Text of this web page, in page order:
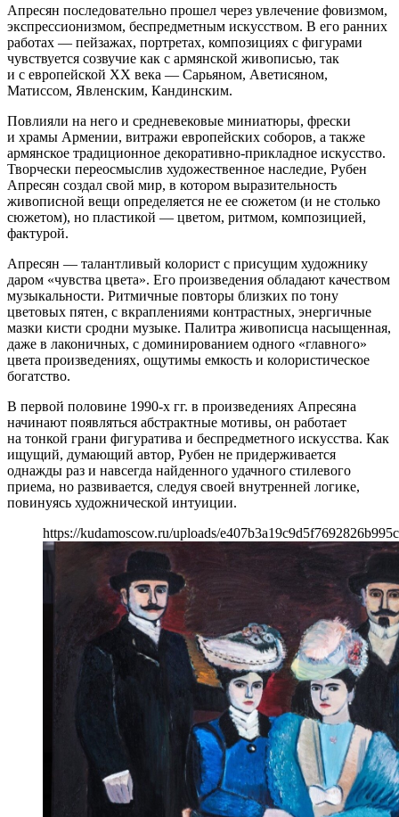
Апресян последовательно прошел через увлечение фовизмом,
экспрессионизмом, беспредметным искусством. В его ранних
работах — пейзажах, портретах, композициях с фигурами
чувствуется созвучие как с армянской живописью, так
и с европейской ХХ века — Сарьяном, Аветисяном,
Матиссом, Явленским, Кандинским.
Повлияли на него и средневековые миниатюры, фрески
и храмы Армении, витражи европейских соборов, а также
армянское традиционное декоративно-прикладное искусство.
Творчески переосмыслив художественное наследие, Рубен
Апресян создал свой мир, в котором выразительность
живописной вещи определяется не ее сюжетом (и не столько
сюжетом), но пластикой — цветом, ритмом, композицией,
фактурой.
Апресян — талантливый колорист с присущим художнику
даром «чувства цвета». Его произведения обладают качеством
музыкальности. Ритмичные повторы близких по тону
цветовых пятен, с вкраплениями контрастных, энергичные
мазки кисти сродни музыке. Палитра живописца насыщенная,
даже в лаконичных, с доминированием одного «главного»
цвета произведениях, ощутимы емкость и колористическое
богатство.
В первой половине 1990-х гг. в произведениях Апресяна
начинают появляться абстрактные мотивы, он работает
на тонкой грани фигуратива и беспредметного искусства. Как
ищущий, думающий автор, Рубен не придерживается
однажды раз и навсегда найденного удачного стилевого
приема, но развивается, следуя своей внутренней логике,
повинуясь художнической интуиции.
https://kudamoscow.ru/uploads/